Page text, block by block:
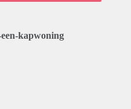
contact op met
kapwoning